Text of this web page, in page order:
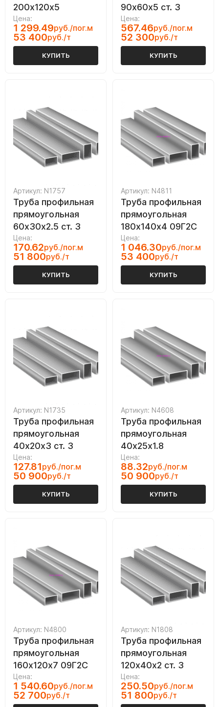
200х120х5
Цена:
1 299.49руб./пог.м
53 400руб./т
КУПИТЬ
90х60х5 ст. 3
Цена:
567.46руб./пог.м
52 300руб./т
КУПИТЬ
Артикул: N1757
Труба профильная
прямоугольная
60х30х2.5 ст. 3
Цена:
170.62руб./пог.м
51 800руб./т
КУПИТЬ
Артикул: N4811
Труба профильная
прямоугольная
180х140х4 09Г2С
Цена:
1 046.30руб./пог.м
53 400руб./т
КУПИТЬ
Артикул: N1735
Труба профильная
прямоугольная
40х20х3 ст. 3
Цена:
127.81руб./пог.м
50 900руб./т
КУПИТЬ
Артикул: N4608
Труба профильная
прямоугольная
40х25х1.8
Цена:
88.32руб./пог.м
50 900руб./т
КУПИТЬ
Артикул: N4800
Труба профильная
прямоугольная
160х120х7 09Г2С
Цена:
1 540.60руб./пог.м
52 700руб./т
Артикул: N1808
Труба профильная
прямоугольная
120х40х2 ст. 3
Цена:
250.50руб./пог.м
51 800руб./т